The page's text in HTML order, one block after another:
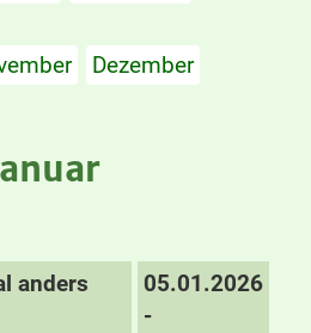
Dezember
anders
05.01.2026
-